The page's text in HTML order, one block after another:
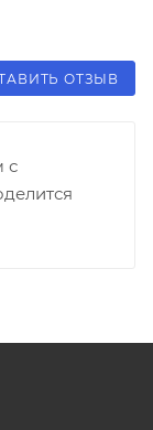
ОТЗЫВ
с